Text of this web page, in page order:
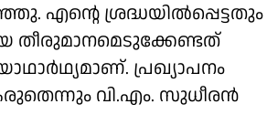
എന്റെ ശ്രദ്ധയിൽപ്പെട്ടതും
തീരുമാനമെടുക്കേണ്ടത്
പ്രഖ്യാപനം
വി.എം. സുധീരൻ